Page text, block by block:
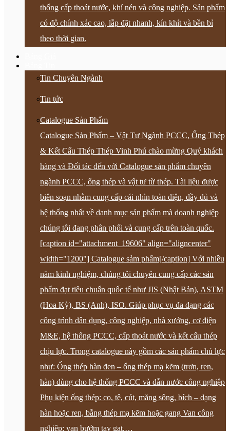
thống cấp thoát nước, khí nén và công nghiệp. Sản phẩm
có độ chính xác cao, lắp đặt nhanh, kín khít và bền bỉ
theo thời gian.
Tin Chuyên Ngành
Tin tức
Catalogue Sản Phẩm
Catalogue Sản Phẩm – Vật Tư Ngành PCCC, Ống Thép
& Kết Cấu Thép Thép Vinh Phú chào mừng Quý khách
hàng và Đối tác đến với Catalogue sản phẩm chuyên
ngành PCCC, ống thép và vật tư từ thép. Tài liệu được
biên soạn nhằm cung cấp cái nhìn toàn diện, đầy đủ và
hệ thống nhất về danh mục sản phẩm mà doanh nghiệp
chúng tôi đang phân phối và cung cấp trên toàn quốc.
[caption id="attachment_19606" align="aligncenter"
width="1200"] Catalogue sảm phẩm[/caption] Với nhiều
năm kinh nghiệm, chúng tôi chuyên cung cấp các sản
phẩm đạt tiêu chuẩn quốc tế như JIS (Nhật Bản), ASTM
(Hoa Kỳ), BS (Anh), ISO. Giúp phục vụ đa dạng các
công trình dân dụng, công nghiệp, nhà xưởng, cơ điện
M&E, hệ thống PCCC, cấp thoát nước và kết cấu thép
chịu lực. Trong catalogue này gồm các sản phẩm chủ lực
như: Ống thép hàn đen – ống thép mạ kẽm (trơn, ren,
hàn) dùng cho hệ thống PCCC và dẫn nước công nghiệp
Phụ kiện ống thép: co, tê, cút, măng sông, bích – dạng
hàn hoặc ren, bằng thép mạ kẽm hoặc gang Van công
nghiệp: van bướm tay gạt,…